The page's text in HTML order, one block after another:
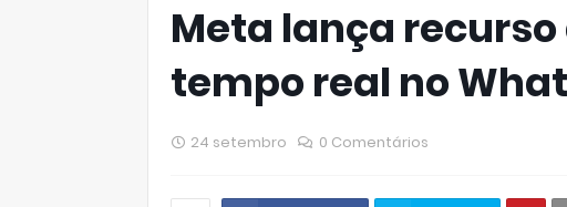
Meta lança
tempo real no
24 setembro 0 Comentários